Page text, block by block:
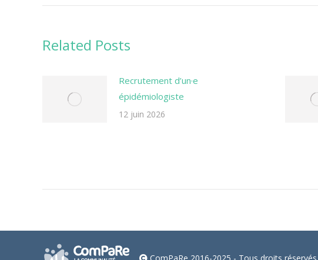
Related Posts
Recrutement d’un·e
épidémiologiste
12 juin 2026